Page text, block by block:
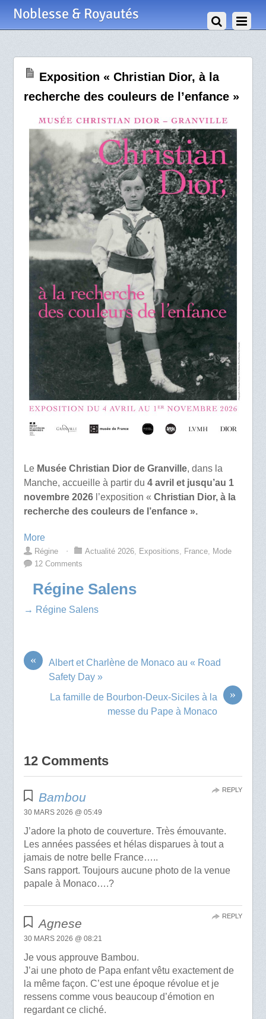
Noblesse & Royautés
Exposition « Christian Dior, à la
recherche des couleurs de l’enfance »
LeMusée Christian Dior de Granville, dans la
Manche, accueille à partir du 4 avril et jusqu’au 1
novembre 2026l’exposition « Christian Dior, à la
recherche des couleurs de l’enfance ».
More
Régine ⋅ Actualité 2026, Expositions France, Mode
12 Comments
Régine Salens
→ Régine Salens
«
Albert et Charlène de Monaco au « Road
Safety Day »
»
La famille de Bourbon-Deux-Siciles à la
messe du Pape à Monaco
12 Comments
Bambou
30 MARS 2026 @ 05:49
J’adore la photo de couverture. Très émouvante.
Les années passées et hélas disparues à tout a
jamais de notre belle France…..
Sans rapport. Toujours aucune photo de la venue
papale à Monaco….?
REPLY
Agnese
30 MARS 2026 @ 08:21
Je vous approuve Bambou.
J’ai une photo de Papa enfant vêtu exactement de
la même façon. C’est une époque révolue et je
ressens comme vous beaucoup d’émotion en
regardant ce cliché.
REPLY